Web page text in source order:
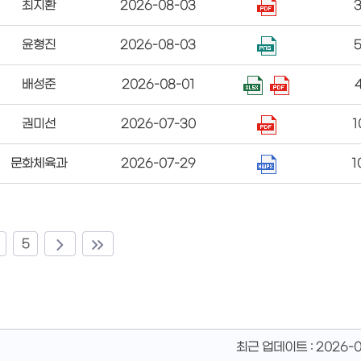
최지환 2026-08-03
윤형진 2026-08-03
배성준 2026-08-01
권미선 2026-07-30
문화체육과 2026-07-29
5
최근 업데이트 : 2026-